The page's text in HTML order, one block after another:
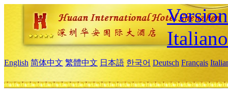
Italiano
English 简体中文 繁體中文 日本語 한국어 Deutsch Français